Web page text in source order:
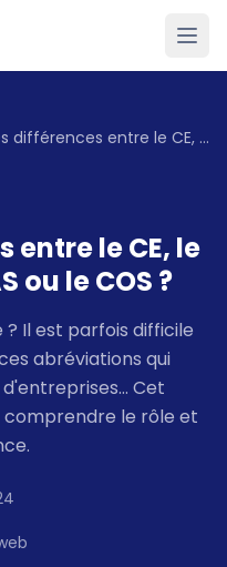
Quelles différences entre le CE, le CSE, le CNAS, le CAS ou le COS ?
entre le CE, le
ou le COS ?
? Il est parfois difficile
abréviations qui
Cet
le rôle et